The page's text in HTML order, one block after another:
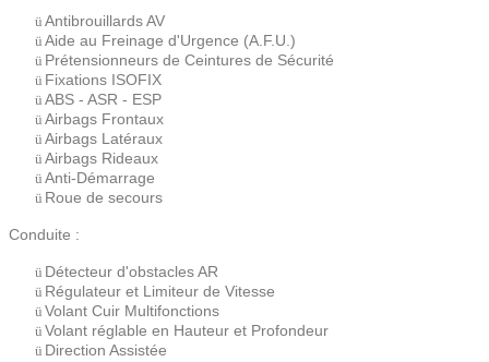
ü Antibrouillards AV
ü Aide au Freinage d'Urgence (A.F.U.)
ü Prétensionneurs de Ceintures de Sécurité
ü Fixations ISOFIX
ü ABS - ASR - ESP
ü Airbags Frontaux
ü Airbags Latéraux
ü Airbags Rideaux
ü Anti-Démarrage
ü Roue de secours
Conduite :
ü Détecteur d'obstacles AR
ü Régulateur et Limiteur de Vitesse
ü Volant Cuir Multifonctions
ü Volant réglable en Hauteur et Profondeur
ü Direction Assistée